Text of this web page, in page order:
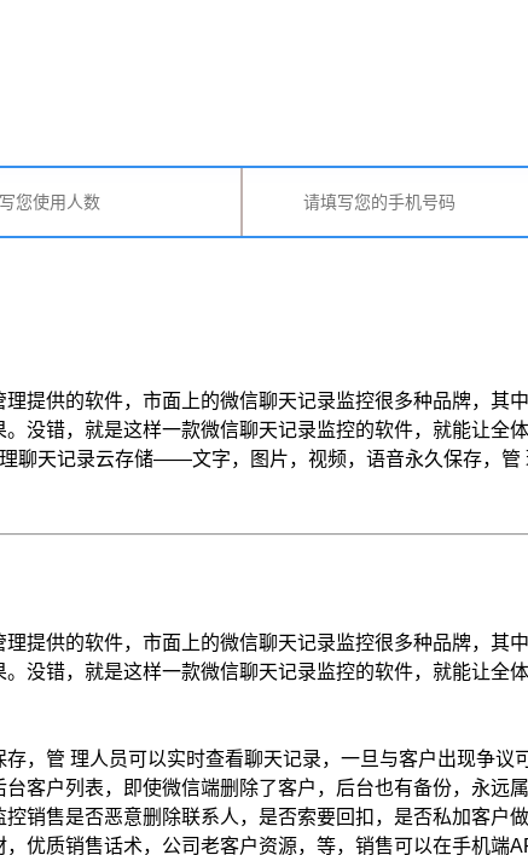
供的软件，市面上的微信聊天记录监控很多种品牌，其
没错，就是这样一款微信聊天记录监控的软件，就能让全
记录云存储——文字，图片，视频，语音永久保存，管
供的软件，市面上的微信聊天记录监控很多种品牌，其
没错，就是这样一款微信聊天记录监控的软件，就能让全
理人员可以实时查看聊天记录，一旦与客户出现争议可
户列表，即使微信端删除了客户，后台也有备份，永远属
是否恶意删除联系人，是否索要回扣，是否私加客户做
销售话术，公司老客户资源，等，销售可以在手机端